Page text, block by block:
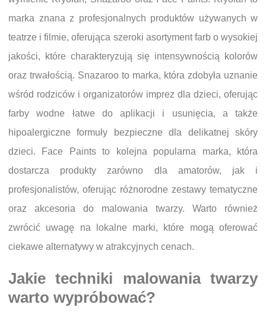
marka znana z profesjonalnych produktów używanych w
teatrze i filmie, oferująca szeroki asortyment farb o wysokiej
jakości, które charakteryzują się intensywnością kolorów
oraz trwałością. Snazaroo to marka, która zdobyła uznanie
wśród rodziców i organizatorów imprez dla dzieci, oferując
farby wodne łatwe do aplikacji i usunięcia, a także
hipoalergiczne formuły bezpieczne dla delikatnej skóry
dzieci. Face Paints to kolejna popularna marka, która
dostarcza produkty zarówno dla amatorów, jak i
profesjonalistów, oferując różnorodne zestawy tematyczne
oraz akcesoria do malowania twarzy. Warto również
zwrócić uwagę na lokalne marki, które mogą oferować
ciekawe alternatywy w atrakcyjnych cenach.
Jakie techniki malowania twarzy
warto wypróbować?